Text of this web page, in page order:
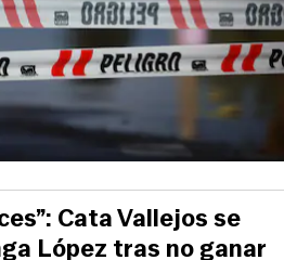
Cata Vallejos se
López tras no ganar